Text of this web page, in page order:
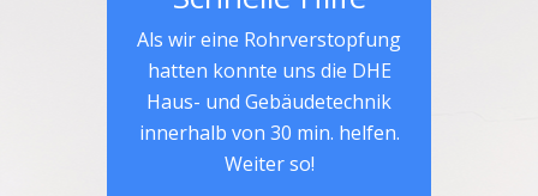
Als wir eine Rohrverstopfung
hatten konnte uns die DHE
Haus- und Gebäudetechnik
innerhalb von 30 min. helfen.
Weiter so!